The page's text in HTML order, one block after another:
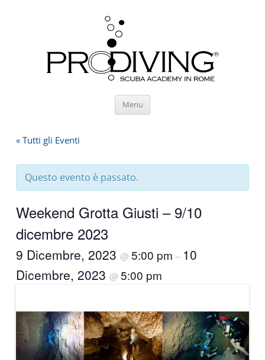
Menu Vai
« Tutti gli Eventi
Questo evento è passato.
Weekend Grotta Giusti – 9/10
dicembre 2023
9 Dicembre, 2023@5:00 pm– 10
Dicembre, 2023@5:00 pm